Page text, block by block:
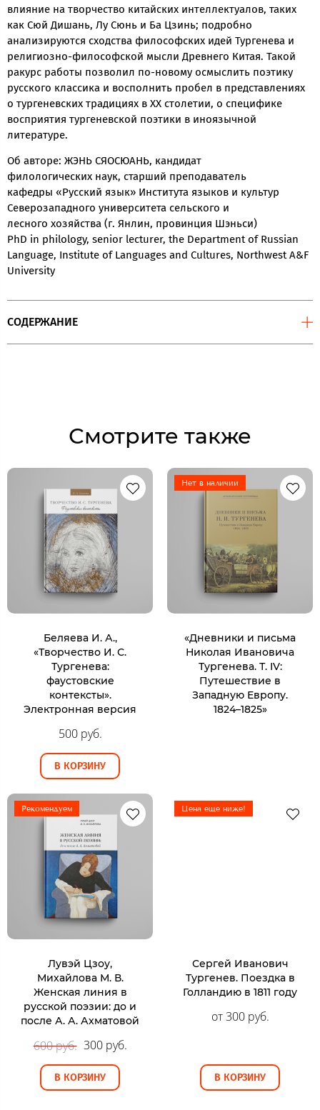
влияние на творчество китайских интеллектуалов, таких
как Сюй Дишань, Лу Сюнь и Ба Цзинь; подробно
анализируются сходства философских идей Тургенева и
религиозно-философской мысли Древнего Китая. Такой
ракурс работы позволил по-новому осмыслить поэтику
русского классика и восполнить пробел в представлениях
о тургеневских традициях в ХХ столетии, о специфике
восприятия тургеневской поэтики в иноязычной
литературе.
Об авторе: ЖЭНЬ СЯОСЮАНЬ, кандидат
филологических наук, старший преподаватель
кафедры «Русский язык» Института языков и культур
Северозападного университета сельского и
лесного хозяйства (г. Янлин, провинция Шэньси)
PhD in philology, senior lecturer, the Department of Russian
Language, Institute of Languages and Cultures, Northwest A&F
University
СОДЕРЖАНИЕ
Смотрите также
Беляева И. А.,
«Творчество И. С.
Тургенева:
фаустовские
контексты».
Электронная версия
500 руб.
В КОРЗИНУ
Нет в наличии
«Дневники и письма
Николая Ивановича
Тургенева. Т. IV:
Путешествие в
Западную Европу.
1824–1825»
Рекомендуем
Лувэй Цзоу,
Михайлова М. В.
Женская линия в
русской поэзии: до и
после А. А. Ахматовой
600 руб. 300 руб.
В КОРЗИНУ
Цена еще ниже!
Сергей Иванович
Тургенев. Поездка в
Голландию в 1811 году
от 300 руб.
В КОРЗИНУ